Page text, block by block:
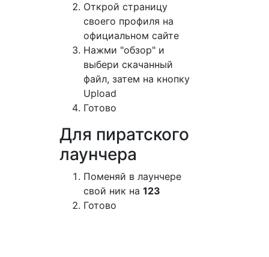
Открой страницу
своего профиля на
официальном сайте
Нажми "обзор" и
выбери скачанный
файл, затем на кнопку
Upload
Готово
Для пиратского
лаунчера
Поменяй в лаунчере
свой ник на 123
Готово